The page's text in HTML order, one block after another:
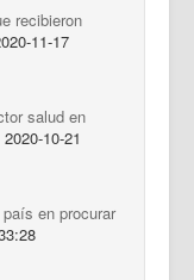
recibieron
11-17
salud en
2020-10-21
en procurar